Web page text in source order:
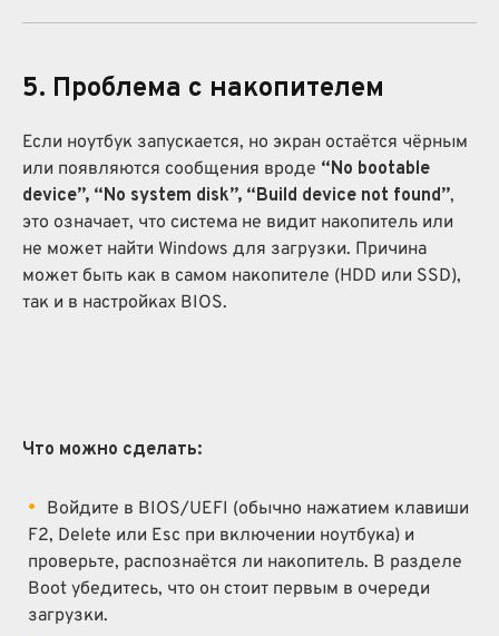
5. Проблема с накопителем
Если ноутбук запускается, но экран остаётся чёрным
или появляются сообщения вроде “No bootable
device”, “No system disk”, “Build device not found”,
это означает, что система не видит накопитель или
не может найти Windows для загрузки. Причина
может быть как в самом накопителе (HDD или SSD),
так и в настройках BIOS.
Что можно сделать:
Войдите в BIOS/UEFI (обычно нажатием клавиши
F2, Delete или Esc при включении ноутбука) и
проверьте, распознаётся ли накопитель. В разделе
Boot убедитесь, что он стоит первым в очереди
загрузки.